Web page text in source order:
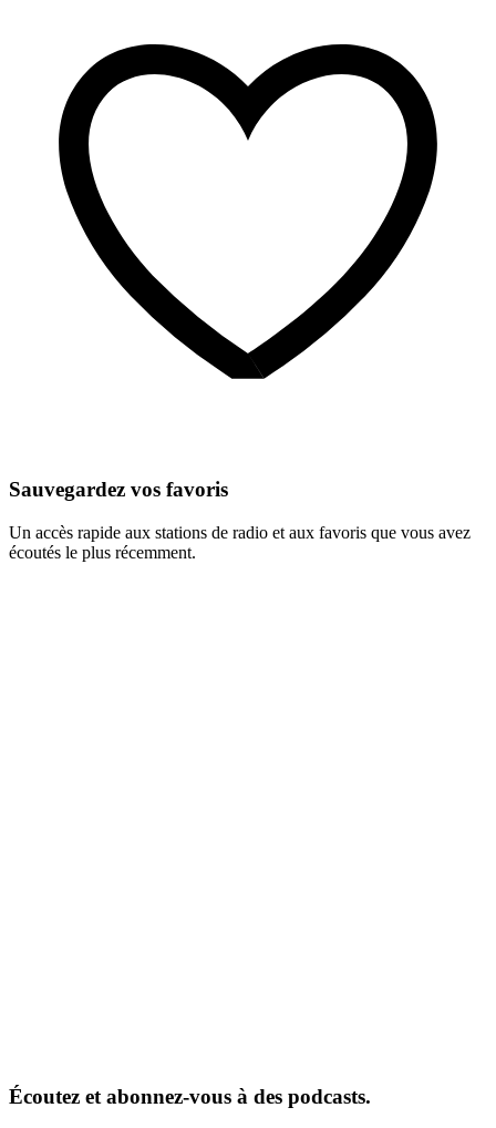
Sauvegardez vos favoris
Un accès rapide aux stations de radio et aux favoris que vous avez
écoutés le plus récemment.
Écoutez et abonnez-vous à des podcasts.